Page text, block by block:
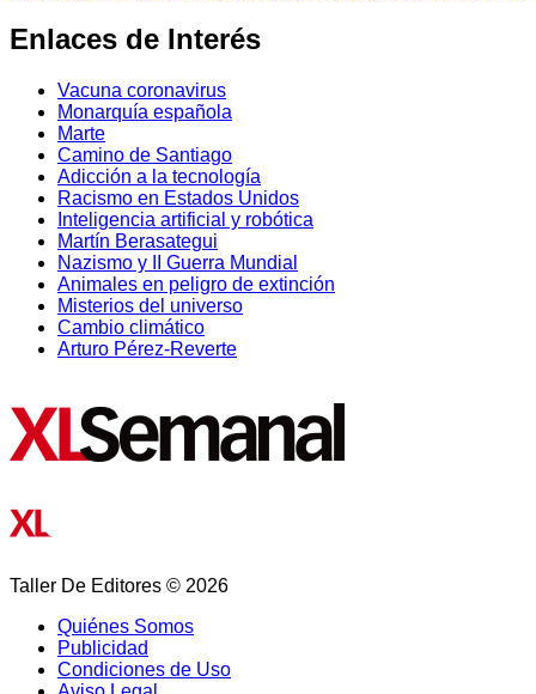
Enlaces de Interés
Vacuna coronavirus
Monarquía española
Marte
Camino de Santiago
Adicción a la tecnología
Racismo en Estados Unidos
Inteligencia artificial y robótica
Martín Berasategui
Nazismo y II Guerra Mundial
Animales en peligro de extinción
Misterios del universo
Cambio climático
Arturo Pérez-Reverte
Taller De Editores © 2026
Quiénes Somos
Publicidad
Condiciones de Uso